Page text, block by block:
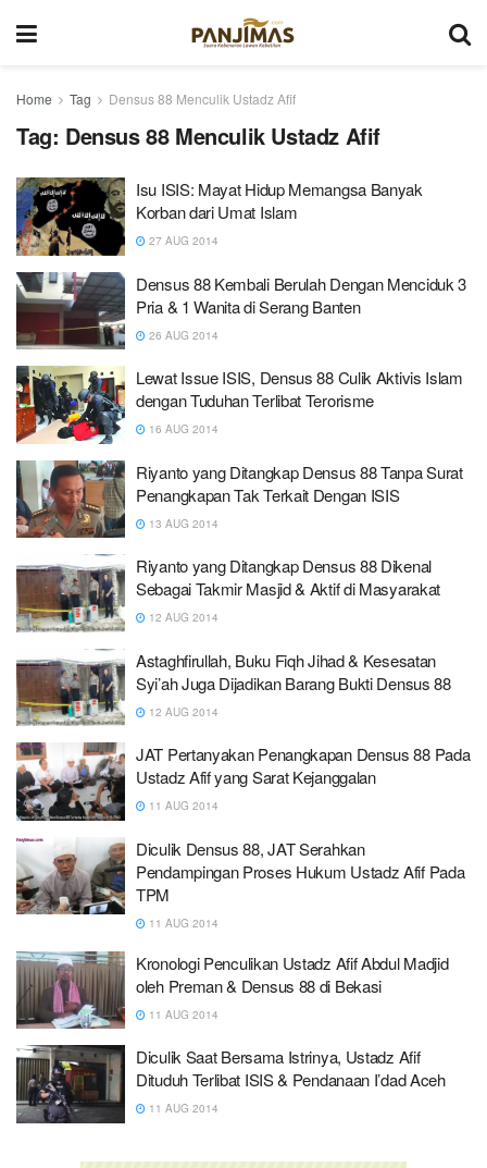
Home Tag Densus 88 Menculik Ustadz Afif
Tag: Densus 88 Menculik Ustadz Afif
Isu ISIS: Mayat Hidup Memangsa Banyak
Korban dari Umat Islam
27 AUG 2014
Densus 88 Kembali Berulah Dengan Menciduk 3
Pria & 1 Wanita di Serang Banten
26 AUG 2014
Lewat Issue ISIS, Densus 88 Culik Aktivis Islam
dengan Tuduhan Terlibat Terorisme
16 AUG 2014
Riyanto yang Ditangkap Densus 88 Tanpa Surat
Penangkapan Tak Terkait Dengan ISIS
13 AUG 2014
Riyanto yang Ditangkap Densus 88 Dikenal
Sebagai Takmir Masjid & Aktif di Masyarakat
12 AUG 2014
Astaghfirullah, Buku Fiqh Jihad & Kesesatan
Syi’ah Juga Dijadikan Barang Bukti Densus 88
12 AUG 2014
JAT Pertanyakan Penangkapan Densus 88 Pada
Ustadz Afif yang Sarat Kejanggalan
11 AUG 2014
Diculik Densus 88, JAT Serahkan
Pendampingan Proses Hukum Ustadz Afif Pada
TPM
11 AUG 2014
Kronologi Penculikan Ustadz Afif Abdul Madjid
oleh Preman & Densus 88 di Bekasi
11 AUG 2014
Diculik Saat Bersama Istrinya, Ustadz Afif
Dituduh Terlibat ISIS & Pendanaan I’dad Aceh
11 AUG 2014